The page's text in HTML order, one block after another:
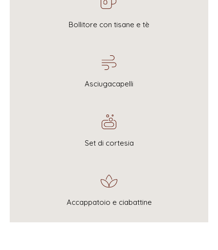
Bollitore con tisane e tè
Asciugacapelli
Set di cortesia
Accappatoio e ciabattine